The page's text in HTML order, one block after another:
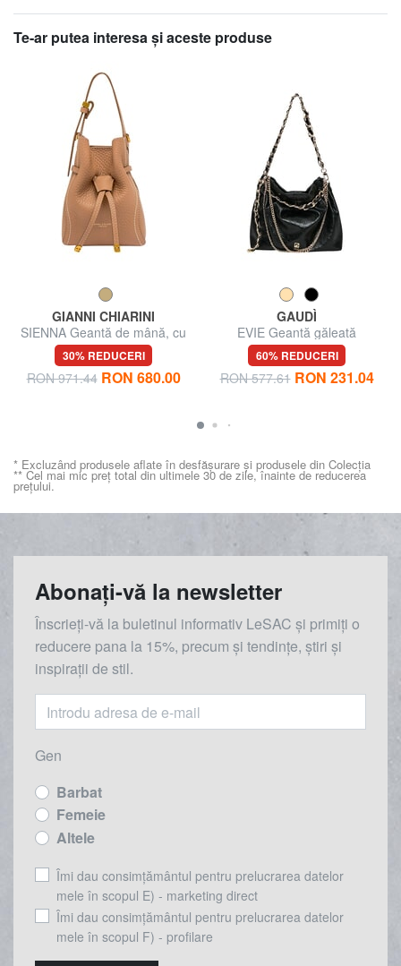
Te-ar putea interesa şi aceste produse
GIANNI CHIARINI
SIENNA Geantă de mână, cu
curea de umăr
30% REDUCERI
RON 971.44 RON 680.00
GAUDÌ
EVIE Geantă găleată
60% REDUCERI
RON 577.61 RON 231.04
* Excluzând produsele aflate în desfășurare și produsele din Colecția
** Cel mai mic preț total din ultimele 30 de zile, înainte de reducerea
prețului.
Abonați-vă la newsletter
Înscrieți-vă la buletinul informativ LeSAC și primiți o
reducere pana la 15%, precum și tendințe, știri și
inspirații de stil.
Gen
Barbat
Femeie
Altele
Îmi dau consimțământul pentru prelucrarea datelor
mele în scopul E) - marketing direct
Îmi dau consimțământul pentru prelucrarea datelor
mele în scopul F) - profilare